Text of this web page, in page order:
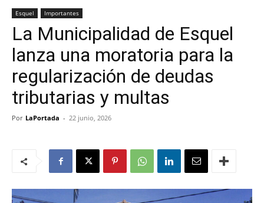
Portada
Esquel Importantes
La Municipalidad de Esquel
lanza una moratoria para la
regularización de deudas
tributarias y multas
Por LaPortada - 22 junio, 2026